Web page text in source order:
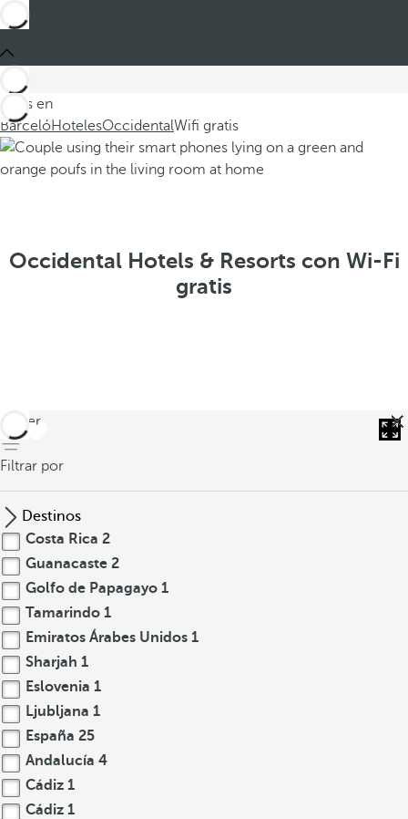
Estás en
BarcelóHotelesOccidentalWifi gratis
Occidental Hotels & Resorts con Wi-Fi
gratis
volver
Filtrar por
Destinos
Costa Rica 2
Guanacaste 2
Golfo de Papagayo 1
Tamarindo 1
Emiratos Árabes Unidos 1
Sharjah 1
Eslovenia 1
Ljubljana 1
España 25
Andalucía 4
Cádiz 1
Cádiz 1